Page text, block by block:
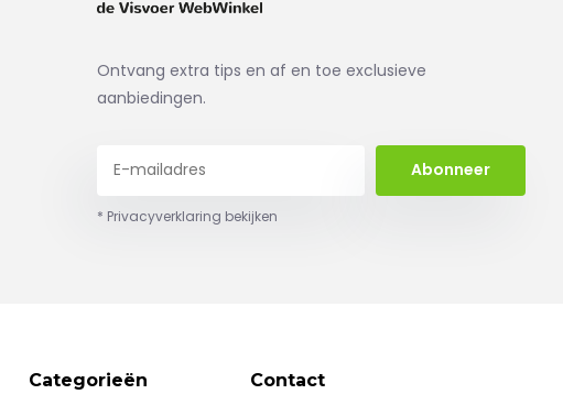
Ontvang extra tips en af en toe exclusieve
aanbiedingen.
Abonneer
* Privacyverklaring bekijken
Categorieën Contact